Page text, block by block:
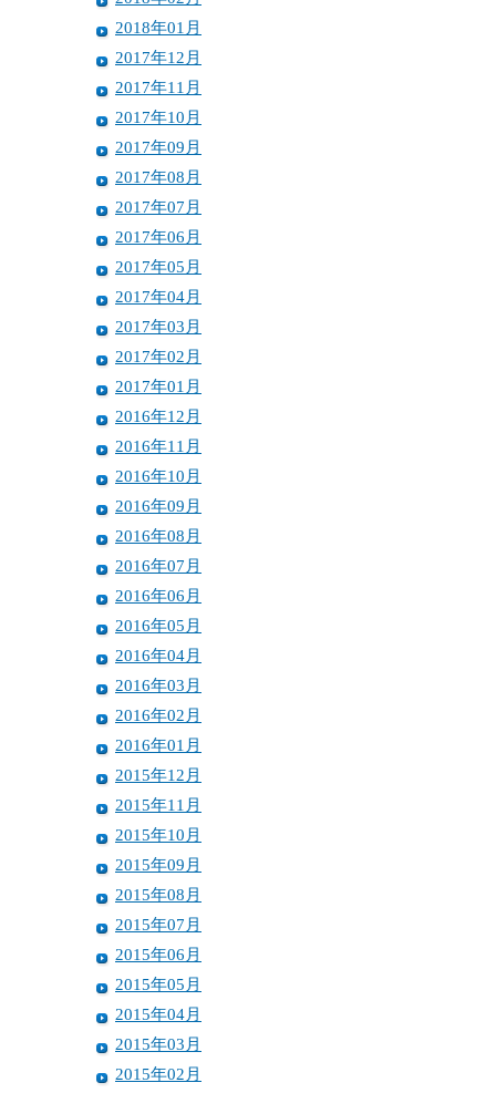
2018年01月
2017年12月
2017年11月
2017年10月
2017年09月
2017年08月
2017年07月
2017年06月
2017年05月
2017年04月
2017年03月
2017年02月
2017年01月
2016年12月
2016年11月
2016年10月
2016年09月
2016年08月
2016年07月
2016年06月
2016年05月
2016年04月
2016年03月
2016年02月
2016年01月
2015年12月
2015年11月
2015年10月
2015年09月
2015年08月
2015年07月
2015年06月
2015年05月
2015年04月
2015年03月
2015年02月